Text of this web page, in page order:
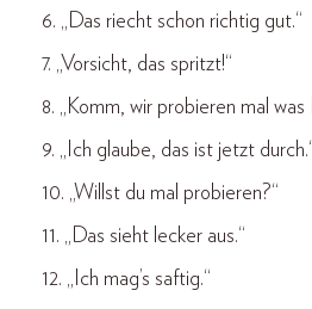
6. „Das riecht schon richtig gut.“
7. „Vorsicht, das spritzt!“
8. „Komm, wir probieren mal was
9. „Ich glaube, das ist jetzt
10. „Willst du mal probieren?“
11. „Das sieht lecker aus.“
12. „Ich mag’s saftig.“